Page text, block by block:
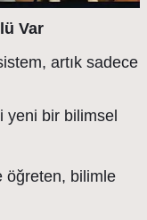
Var
artık sadece
yeni bir bilimsel
öğreten, bilimle